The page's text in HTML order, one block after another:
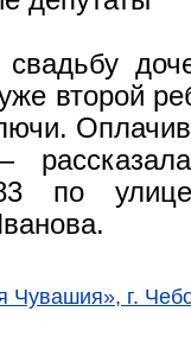
свадьбу
второй
по
Чувашия», г.